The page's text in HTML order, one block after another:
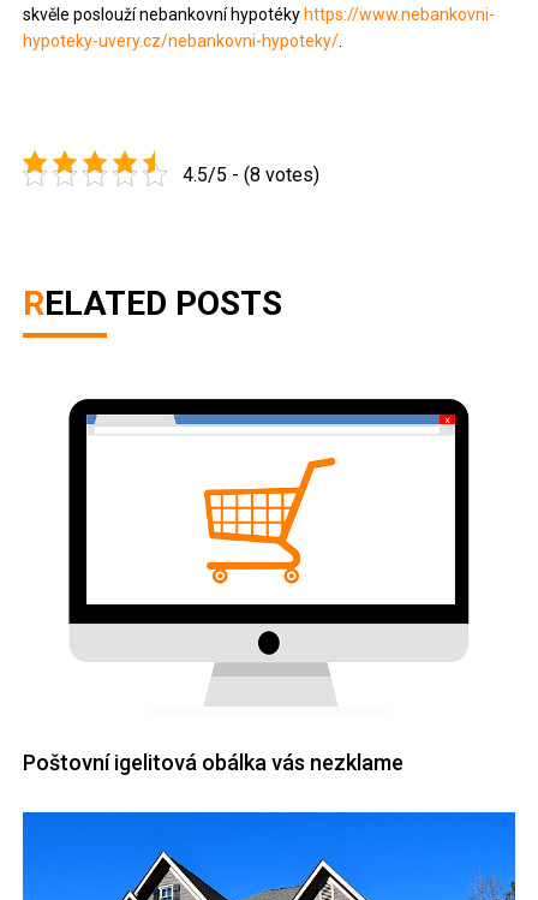
skvěle poslouží nebankovní hypotéky https://www.nebankovni-
hypoteky-uvery.cz/nebankovni-hypoteky/.
4.5/5 - (8 votes)
RELATED POSTS
Poštovní igelitová obálka vás nezklame